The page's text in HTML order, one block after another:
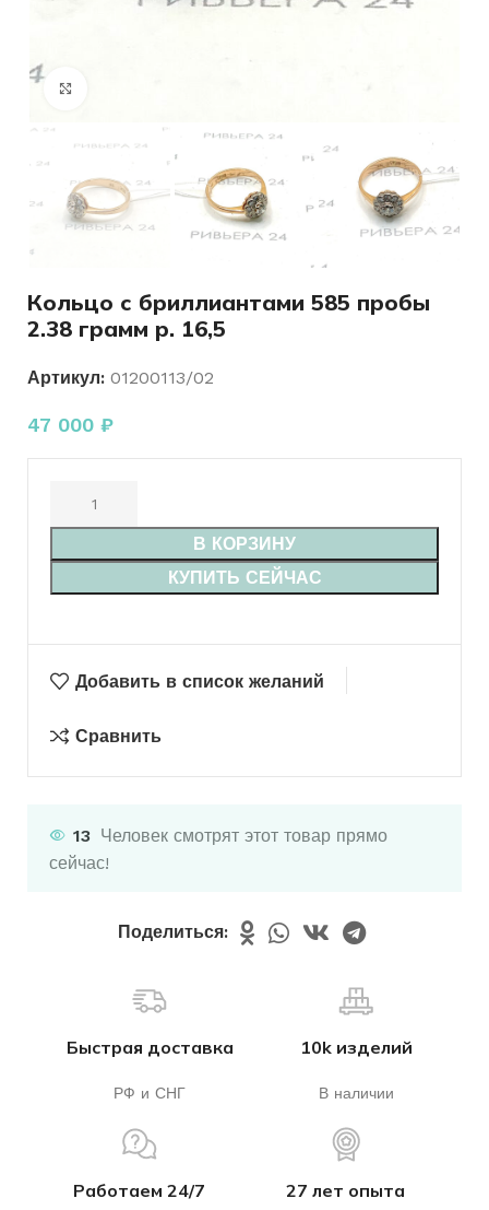
Кольцо с бриллиантами 585 пробы
2.38 грамм р. 16,5
Артикул: 01200113/02
47 000 ₽
В КОРЗИНУ
КУПИТЬ СЕЙЧАС
Добавить в список желаний
Сравнить
13 Человек смотрят этот товар прямо
сейчас!
Поделиться:
Быстрая доставка
РФ и СНГ
10k изделий
В наличии
Работаем 24/7 27 лет опыта